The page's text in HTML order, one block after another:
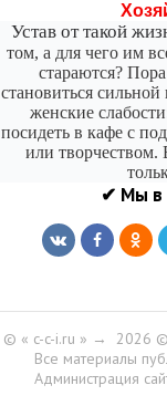
Устав от такой
том, а для чего им
стараются?
становиться
женские
посидеть в кафе с
или
✔ Мы в
© « c-c-i.ru » → 2026
Все материалы
Администрация